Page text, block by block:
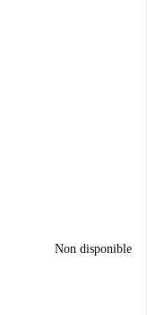
Non disponible